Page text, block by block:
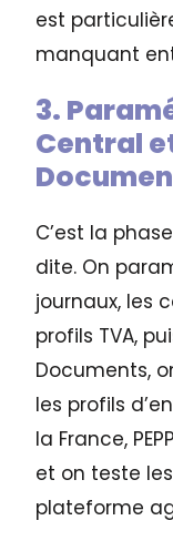
est
manquant
3.
Central
C’est la
dite. On
journaux, les
profils TVA,
Documents,
les profils
la France,
et on teste
plateforme